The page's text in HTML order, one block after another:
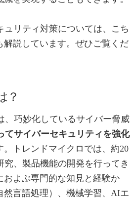
リティ対策については、こち
解説しています。ぜひご覧くだ
？
、巧妙化しているサイバー脅威
てサイバーセキュリティを強化
。トレンドマイクロでは、約20
、製品機能の開発を行ってき
およぶ専門的な知見と経験か
然言語処理）、機械学習、AIエ